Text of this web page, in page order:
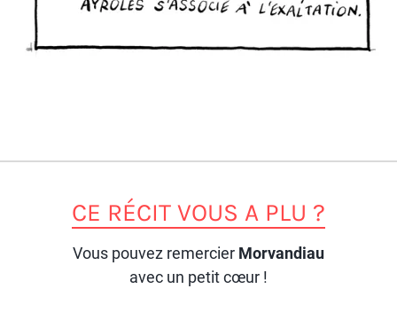
CE RÉCIT VOUS A PLU ?
Vous pouvez remercier Morvandiau
avec un petit cœur !